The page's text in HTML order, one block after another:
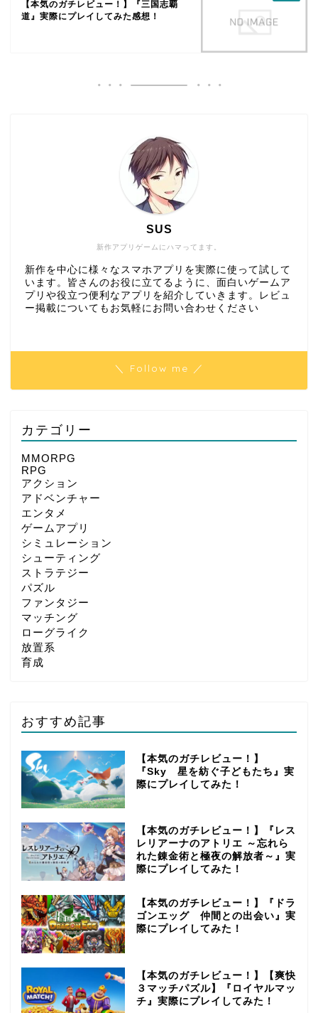
【本気のガチレビュー！】『三国志覇
道』実際にプレイしてみた感想！
新作アプリゲームにハマってます。
SUS
新作を中心に様々なスマホアプリを実際に使って試して
います。皆さんのお役に立てるように、面白いゲームア
プリや役立つ便利なアプリを紹介していきます。レビュ
ー掲載についてもお気軽にお問い合わせください
＼ Follow me ／
カテゴリー
MMORPG
RPG
アクション
アドベンチャー
エンタメ
ゲームアプリ
シミュレーション
シューティング
ストラテジー
パズル
ファンタジー
マッチング
ローグライク
放置系
育成
おすすめ記事
【本気のガチレビュー！】
『Sky 星を紡ぐ子どもたち』実
際にプレイしてみた！
【本気のガチレビュー！】『レス
レリアーナのアトリエ ～忘れら
れた錬金術と極夜の解放者～』実
際にプレイしてみた！
【本気のガチレビュー！】『ドラ
ゴンエッグ 仲間との出会い』実
際にプレイしてみた！
【本気のガチレビュー！】【爽快
３マッチパズル】『ロイヤルマッ
チ』実際にプレイしてみた！